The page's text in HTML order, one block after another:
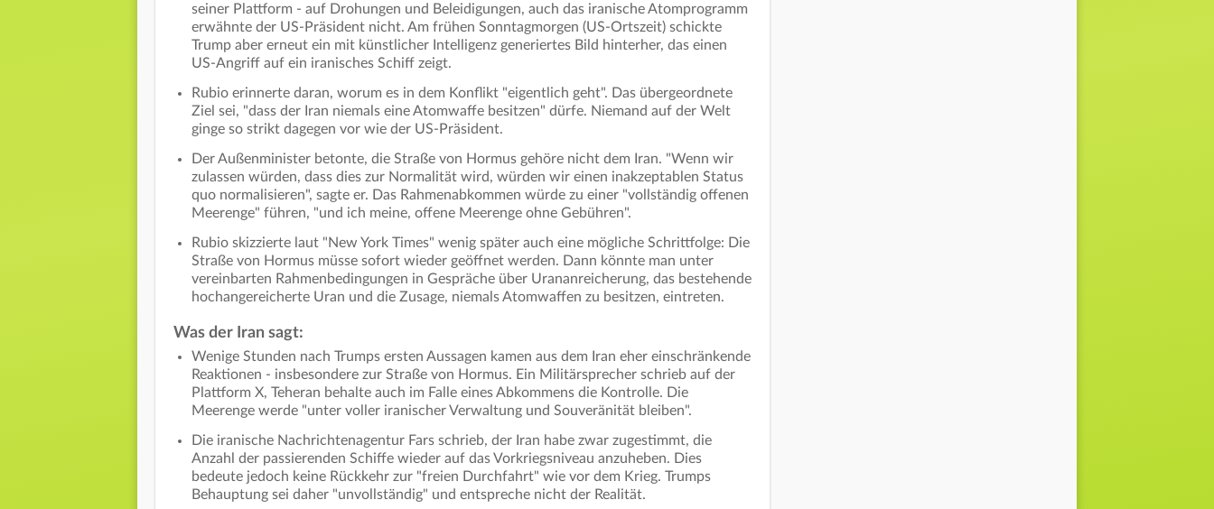
seiner Plattform - auf Drohungen und Beleidigungen, auch das iranische Atomprogramm
erwähnte der US-Präsident nicht. Am frühen Sonntagmorgen (US-Ortszeit) schickte
Trump aber erneut ein mit künstlicher Intelligenz generiertes Bild hinterher, das einen
US-Angriff auf ein iranisches Schiff zeigt.
Rubio erinnerte daran, worum es in dem Konflikt "eigentlich geht". Das übergeordnete
Ziel sei, "dass der Iran niemals eine Atomwaffe besitzen" dürfe. Niemand auf der Welt
ginge so strikt dagegen vor wie der US-Präsident.
Der Außenminister betonte, die Straße von Hormus gehöre nicht dem Iran. "Wenn wir
zulassen würden, dass dies zur Normalität wird, würden wir einen inakzeptablen Status
quo normalisieren", sagte er. Das Rahmenabkommen würde zu einer "vollständig offenen
Meerenge" führen, "und ich meine, offene Meerenge ohne Gebühren".
Rubio skizzierte laut "New York Times" wenig später auch eine mögliche Schrittfolge: Die
Straße von Hormus müsse sofort wieder geöffnet werden. Dann könnte man unter
vereinbarten Rahmenbedingungen in Gespräche über Urananreicherung, das bestehende
hochangereicherte Uran und die Zusage, niemals Atomwaffen zu besitzen, eintreten.
Was der Iran sagt:
Wenige Stunden nach Trumps ersten Aussagen kamen aus dem Iran eher einschränkende
Reaktionen - insbesondere zur Straße von Hormus. Ein Militärsprecher schrieb auf der
Plattform X, Teheran behalte auch im Falle eines Abkommens die Kontrolle. Die
Meerenge werde "unter voller iranischer Verwaltung und Souveränität bleiben".
Die iranische Nachrichtenagentur Fars schrieb, der Iran habe zwar zugestimmt, die
Anzahl der passierenden Schiffe wieder auf das Vorkriegsniveau anzuheben. Dies
bedeute jedoch keine Rückkehr zur "freien Durchfahrt" wie vor dem Krieg. Trumps
Behauptung sei daher "unvollständig" und entspreche nicht der Realität.